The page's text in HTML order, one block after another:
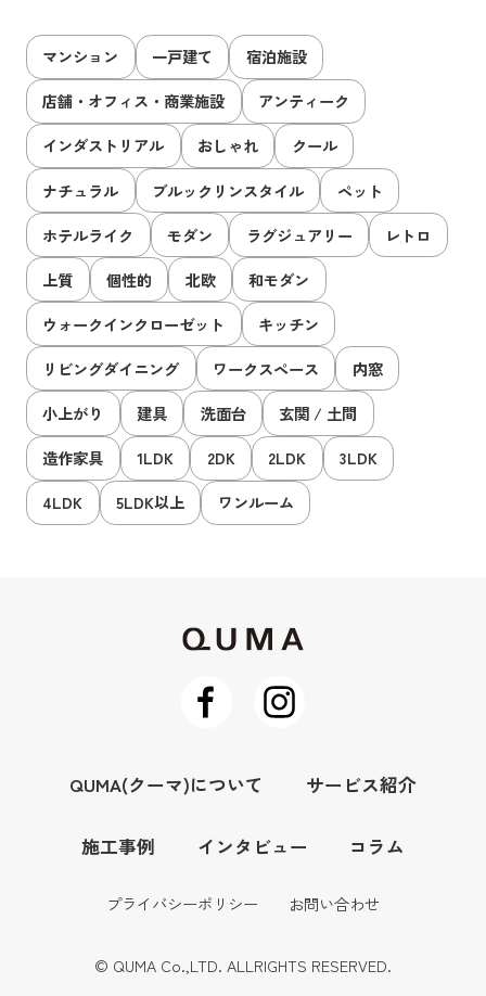
マンション 一戸建て
宿泊施設
店舗・オフィス・商業施設
アンティーク
インダストリアル
おしゃれ
クール
ナチュラル
ブルックリンスタイル
ペット
ホテルライク
モダン ラグジュアリー
レトロ
上質
個性的 北欧
和モダン
ウォークインクローゼット
キッチン
リビングダイニング
ワークスペース
内窓
小上がり
建具 洗面台
玄関 / 土間
造作家具
1LDK 2DK 2LDK
3LDK
4LDK
5LDK以上 ワンルーム
QUMA(クーマ)について サービス紹介
施工事例 インタビュー コラム
プライバシーポリシー お問い合わせ
© QUMA Co.,LTD. ALLRIGHTS RESERVED.